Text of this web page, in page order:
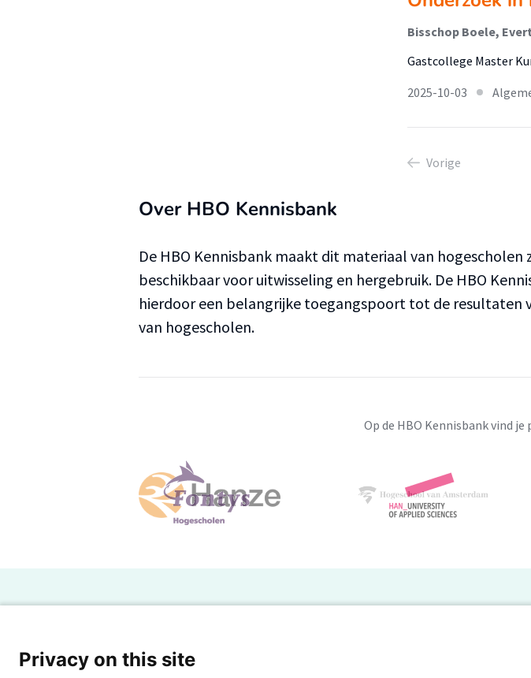
Bisschop Boele, Evert
Gastcollege Master
2025-10-03
Vorige
Over HBO Kennisbank
De HBO Kennisbank maakt dit materiaal van hogescholen
beschikbaar voor uitwisseling en hergebruik. De HBO
hierdoor een belangrijke toegangspoort tot de resultaten
van hogescholen.
Op de HBO Kennisbank vind
Powered by SURF
Privacy on this site